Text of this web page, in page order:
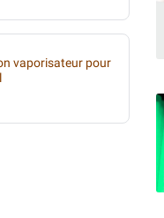
vaporisateur pour